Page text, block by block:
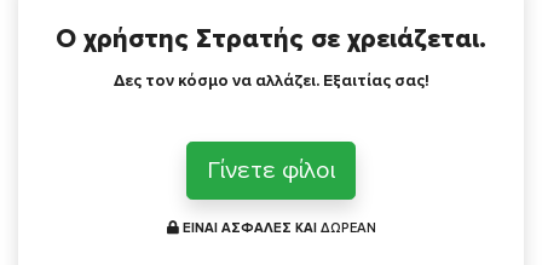
Ο χρήστης Στρατής σε χρειάζεται.
Δες τον κόσμο να αλλάζει. Εξαιτίας σας!
Γίνετε φίλοι
ΕΙΝΑΙ ΑΣΦΑΛΕΣ ΚΑΙ ΔΩΡΕΑΝ